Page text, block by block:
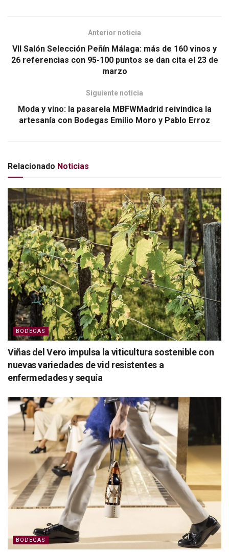
Anterior noticia
VII Salón Selección Peñín Málaga: más de 160 vinos y
26 referencias con 95-100 puntos se dan cita el 23 de
marzo
Siguiente noticia
Moda y vino: la pasarela MBFWMadrid reivindica la
artesanía con Bodegas Emilio Moro y Pablo Erroz
Relacionado Noticias
BODEGAS
Viñas del Vero impulsa la viticultura sostenible con
nuevas variedades de vid resistentes a
enfermedades y sequía
BODEGAS